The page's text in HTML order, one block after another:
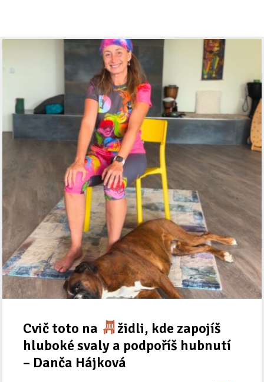
Cvič toto na
židli, kde zapojíš
hluboké svaly a podpoříš hubnutí
– Danča Hájková